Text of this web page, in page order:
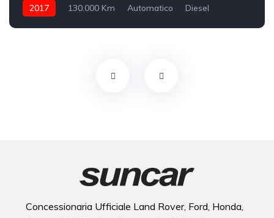
2017 130.000 Km Automatico
Diesel
Concessionaria Ufficiale Land Rover, Ford, Honda,